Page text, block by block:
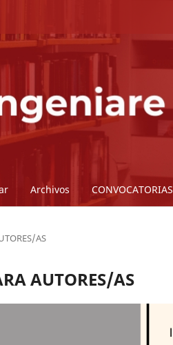
Archivos CONVOCATORIAS
AS
AUTORES/AS